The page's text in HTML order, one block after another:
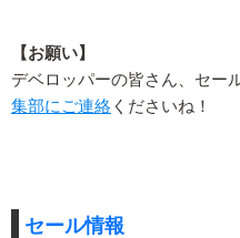
【お願い】
デベロッパーの皆さん、セー
集部にご連絡 くださいね！
セール情報